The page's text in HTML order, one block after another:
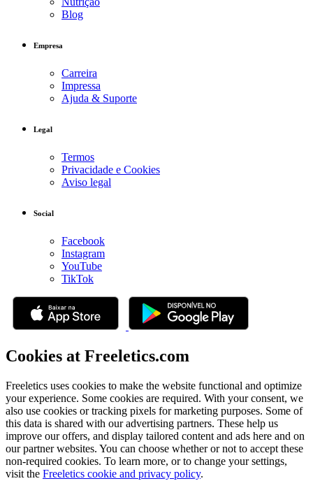
Blog
Empresa
Carreira
Impressa
Ajuda & Suporte
Legal
Termos
Privacidade e Cookies
Aviso legal
Social
Facebook
Instagram
YouTube
TikTok
Cookies at Freeletics.com
Freeletics uses cookies to make the website functional and optimize
your experience. Some cookies are required. With your consent, we
also use cookies or tracking pixels for marketing purposes. Some of
this data is shared with our advertising partners. These help us
improve our offers, and display tailored content and ads here and on
our partner websites. You can choose whether or not to accept these
non-required cookies. To learn more, or to change your settings,
visit the Freeletics cookie and privacy policy.